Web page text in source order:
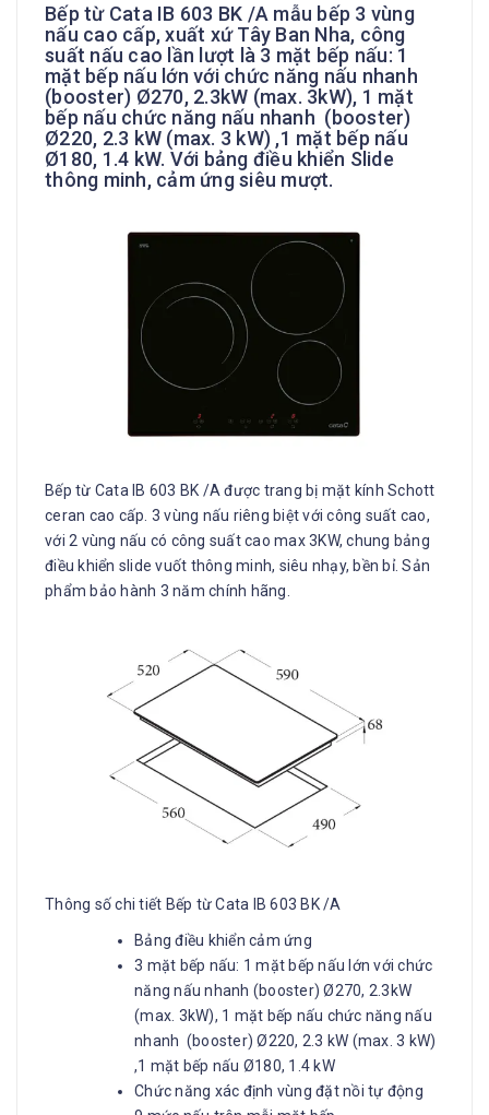
Bếp từ Cata IB 603 BK /A mẫu bếp 3 vùng
nấu cao cấp, xuất xứ Tây Ban Nha, công
suất nấu cao lần lượt là 3 mặt bếp nấu: 1
mặt bếp nấu lớn với chức năng nấu nhanh
(booster) Ø270, 2.3kW (max. 3kW), 1 mặt
bếp nấu chức năng nấu nhanh (booster)
Ø220, 2.3 kW (max. 3 kW) ,1 mặt bếp nấu
Ø180, 1.4 kW. Với bảng điều khiển Slide
thông minh, cảm ứng siêu mượt.
Bếp từ Cata IB 603 BK /A được trang bị mặt kính Schott
ceran cao cấp. 3 vùng nấu riêng biệt với công suất cao,
với 2 vùng nấu có công suất cao max 3KW, chung bảng
điều khiển slide vuốt thông minh, siêu nhạy, bền bỉ. Sản
phẩm bảo hành 3 năm chính hãng.
Thông số chi tiết Bếp từ Cata IB 603 BK /A
Bảng điều khiển cảm ứng
3 mặt bếp nấu: 1 mặt bếp nấu lớn với chức
năng nấu nhanh (booster) Ø270, 2.3kW
(max. 3kW), 1 mặt bếp nấu chức năng nấu
nhanh (booster) Ø220, 2.3 kW (max. 3 kW)
,1 mặt bếp nấu Ø180, 1.4 kW
Chức năng xác định vùng đặt nồi tự động